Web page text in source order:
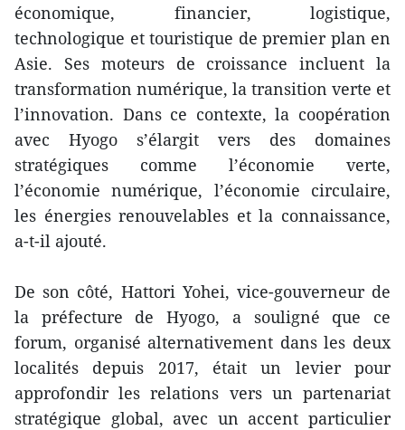
économique, financier, logistique,
technologique et touristique de premier plan en
Asie. Ses moteurs de croissance incluent la
transformation numérique, la transition verte et
l’innovation. Dans ce contexte, la coopération
avec Hyogo s’élargit vers des domaines
stratégiques comme l’économie verte,
l’économie numérique, l’économie circulaire,
les énergies renouvelables et la connaissance,
a-t-il ajouté.
De son côté, Hattori Yohei, vice-gouverneur de
la préfecture de Hyogo, a souligné que ce
forum, organisé alternativement dans les deux
localités depuis 2017, était un levier pour
approfondir les relations vers un partenariat
stratégique global, avec un accent particulier